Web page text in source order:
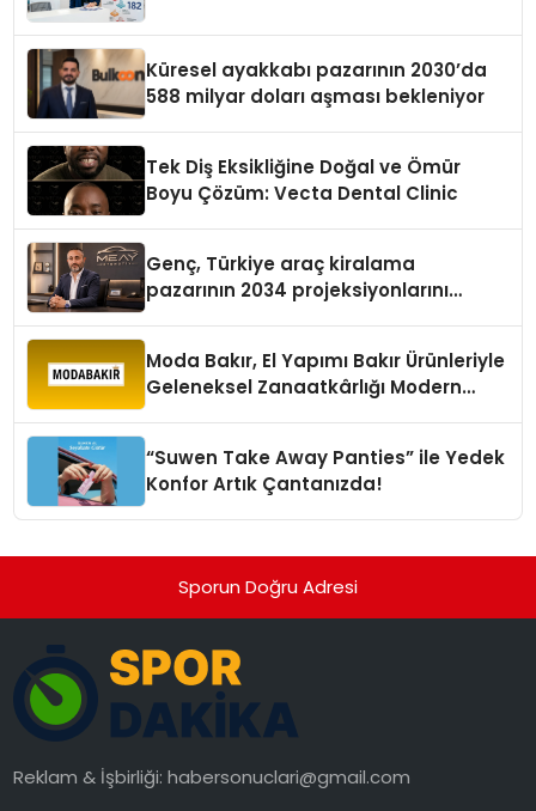
Küresel ayakkabı pazarının 2030’da
588 milyar doları aşması bekleniyor
Tek Diş Eksikliğine Doğal ve Ömür
Boyu Çözüm: Vecta Dental Clinic
Genç, Türkiye araç kiralama
pazarının 2034 projeksiyonlarını
Moda Bakır, El Yapımı Bakır Ürünleriyle
Geleneksel Zanaatkârlığı Modern
“Suwen Take Away Panties” ile Yedek
Konfor Artık Çantanızda!
Sporun Doğru Adresi
Reklam & İşbirliği:habersonuclari@gmail.com